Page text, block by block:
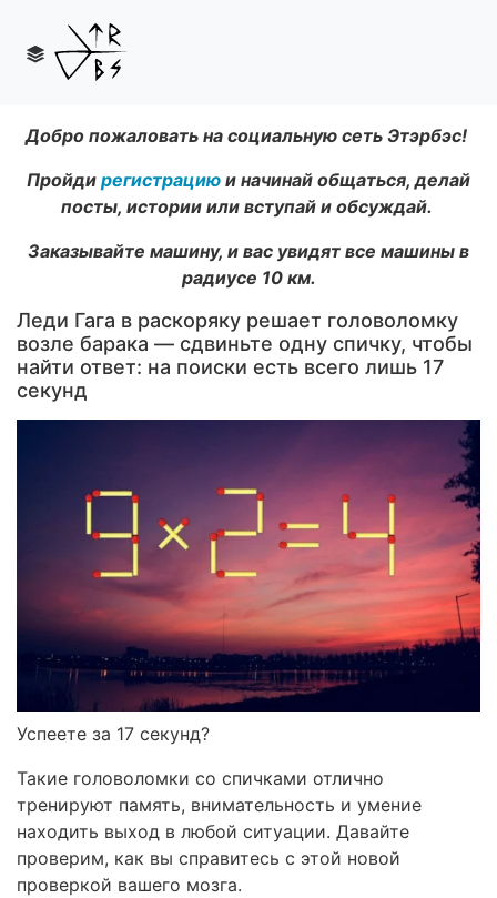
Добро пожаловать на социальную сеть Этэрбэс!
Пройди регистрацию и начинай общаться, делай
посты, истории или вступай и обсуждай.
Заказывайте машину, и вас увидят все машины в
радиусе 10 км.
Леди Гага в раскоряку решает головоломку
возле барака — сдвиньте одну спичку, чтобы
найти ответ: на поиски есть всего лишь 17
секунд
Успеете за 17 секунд?
Такие головоломки со спичками отлично
тренируют память, внимательность и умение
находить выход в любой ситуации. Давайте
проверим, как вы справитесь с этой новой
проверкой вашего мозга.